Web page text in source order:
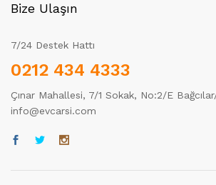
Bize Ulaşın
7/24 Destek Hattı
0212 434 4333
Çınar Mahallesi, 7/1 Sokak, No:2/E
info@evcarsi.com